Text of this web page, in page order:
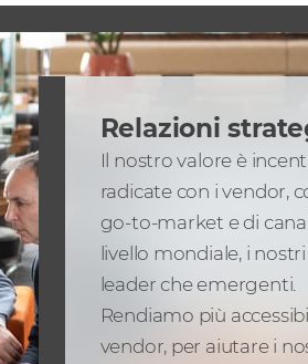
Relazioni
Il nostro valore è
radicate con i vendor,
go-to-market e di
livello mondiale, i
leader che emergenti.
Rendiamo più
vendor, per aiutare i